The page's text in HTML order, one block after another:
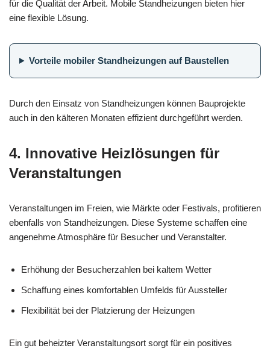
für die Qualität der Arbeit. Mobile Standheizungen bieten hier
eine flexible Lösung.
Vorteile mobiler Standheizungen auf Baustellen
Durch den Einsatz von Standheizungen können Bauprojekte
auch in den kälteren Monaten effizient durchgeführt werden.
4. Innovative Heizlösungen für
Veranstaltungen
Veranstaltungen im Freien, wie Märkte oder Festivals, profitieren
ebenfalls von Standheizungen. Diese Systeme schaffen eine
angenehme Atmosphäre für Besucher und Veranstalter.
Erhöhung der Besucherzahlen bei kaltem Wetter
Schaffung eines komfortablen Umfelds für Aussteller
Flexibilität bei der Platzierung der Heizungen
Ein gut beheizter Veranstaltungsort sorgt für ein positives